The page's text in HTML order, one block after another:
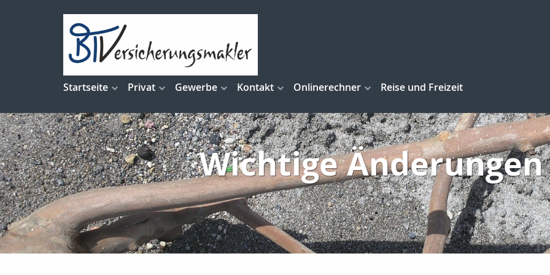
Startseite Privat Gewerbe Kontakt Onlinerechner Reise und Freizeit
Wichtige Änderungen